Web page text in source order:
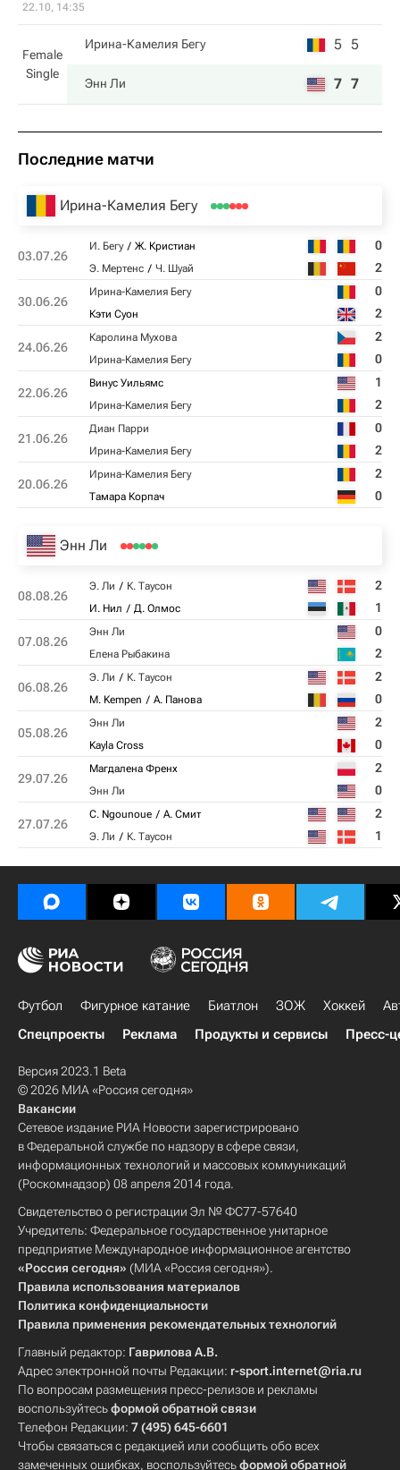
22.10, 14:35
Female
Single
Ирина-Камелия Бегу 5 5
Энн Ли 7 7
Последние матчи
Ирина-Камелия Бегу
03.07.26
И. Бегу Ж. Кристиан 0
Э. Мертенс Ч. Шуай 2
30.06.26
Ирина-Камелия Бегу 0
Кэти Суон 2
24.06.26
Каролина Мухова 2
Ирина-Камелия Бегу 0
22.06.26
Винус Уильямс 1
Ирина-Камелия Бегу 2
21.06.26
Диан Парри 0
Ирина-Камелия Бегу 2
20.06.26
Ирина-Камелия Бегу 2
Тамара Корпач 0
Энн Ли
08.08.26
Э. Ли К. Таусон 2
И. Нил Д. Олмос 1
07.08.26
Энн Ли 0
Елена Рыбакина 2
06.08.26
Э. Ли К. Таусон 2
M. Kempen А. Панова 0
05.08.26
Энн Ли 2
Kayla Cross 0
29.07.26
Магдалена Френх 2
Энн Ли 0
27.07.26
C. Ngounoue А. Смит 2
Э. Ли К. Таусон 1
Футбол Фигурное катание Биатлон ЗОЖ Хоккей
Спецпроекты
Реклама Продукты и сервисы Пресс-
Версия 2023.1 Beta
© 2026 МИА «Россия сегодня»
Вакансии
Сетевое издание РИА Новости зарегистрировано
в Федеральной службе по надзору в сфере связи,
информационных технологий и массовых коммуникаций
(Роскомнадзор) 08 апреля 2014 года.
Свидетельство о регистрации Эл № ФС77-57640
Учредитель: Федеральное государственное унитарное
предприятие Международное информационное агентство
«Россия сегодня» (МИА «Россия сегодня»).
Правила использования материалов
Политика конфиденциальности
Правила применения рекомендательных технологий
Главный редактор: Гаврилова А.В.
Адрес электронной почты Редакции: r-sport.internet@ria.ru
По вопросам размещения пресс-релизов и рекламы
воспользуйтесьформой обратной связи
Телефон Редакции: 7 (495) 645-6601
Чтобы связаться с редакцией или сообщить обо всех
замеченных ошибках, воспользуйтесьформой обратной